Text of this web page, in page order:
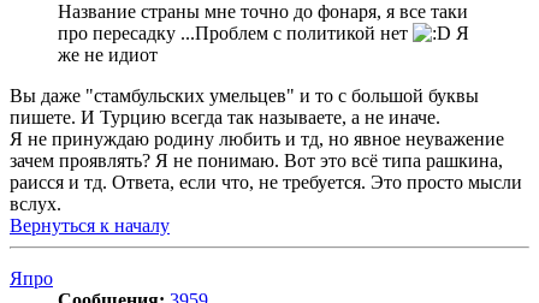
Название страны мне точно до фонаря, я все таки
про пересадку ...Проблем с политикой нет
Я
же не идиот
Вы даже "стамбульских умельцев" и то с большой буквы
пишете. И Турцию всегда так называете, а не иначе.
Я не принуждаю родину любить и тд, но явное неуважение
зачем проявлять? Я не понимаю. Вот это всё типа рашкина,
раисся и тд. Ответа, если что, не требуется. Это просто мысли
вслух.
Вернуться к началу
Япро